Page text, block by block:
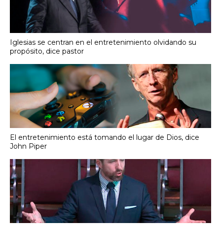
Iglesias se centran en el entretenimiento olvidando su
propósito, dice pastor
El entretenimiento está tomando el lugar de Dios, dice
John Piper